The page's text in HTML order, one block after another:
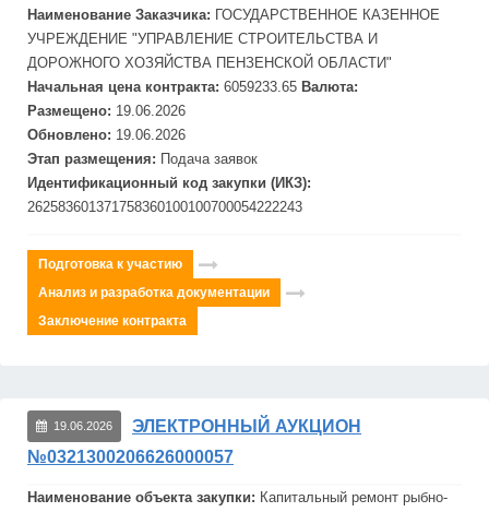
Наименование Заказчика: ГОСУДАРСТВЕННОЕ КАЗЕННОЕ
УЧРЕЖДЕНИЕ "УПРАВЛЕНИЕ СТРОИТЕЛЬСТВА И
ДОРОЖНОГО ХОЗЯЙСТВА ПЕНЗЕНСКОЙ ОБЛАСТИ"
Начальная цена контракта: 6059233.65 Валюта:
Размещено: 19.06.2026
Обновлено: 19.06.2026
Этап размещения: Подача заявок
Идентификационный код закупки (ИКЗ):
262583601371758360100100700054222243
Подготовка к участию
Анализ и разработка документации
Заключение контракта
19.06.2026
ЭЛЕКТРОННЫЙ АУКЦИОН
№0321300206626000057
Наименование объекта закупки: Капитальный ремонт рыбно-